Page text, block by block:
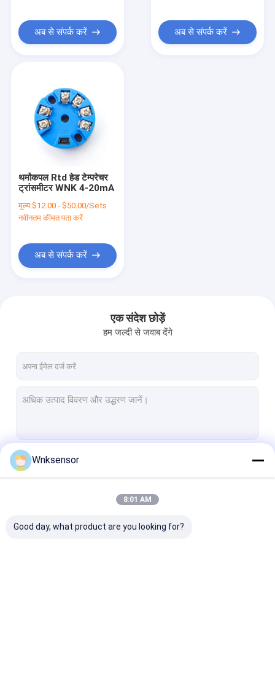
उत्पाद
हमारे बारे में
कारखाने का दौरा
मामले
इलेक्ट्रॉनिक दबाव सेंसर
IOT दबाव सेंसर
जल स्तर ट्रांसमीटर
अब से संपर्क करें अब से संपर्क करें
थर्मोकपल Rtd हेड टेम्परेचर
ट्रांसमीटर WNK 4-20mA
मूल्य:$12.00 - $50.00/Sets
नवीनतम कीमत पता करें
अब से संपर्क करें
एक संदेश छोड़ें
हम जल्दी से जवाब देंगे
Wnksensor
8:01 AM
Good day, what product are you looking for?